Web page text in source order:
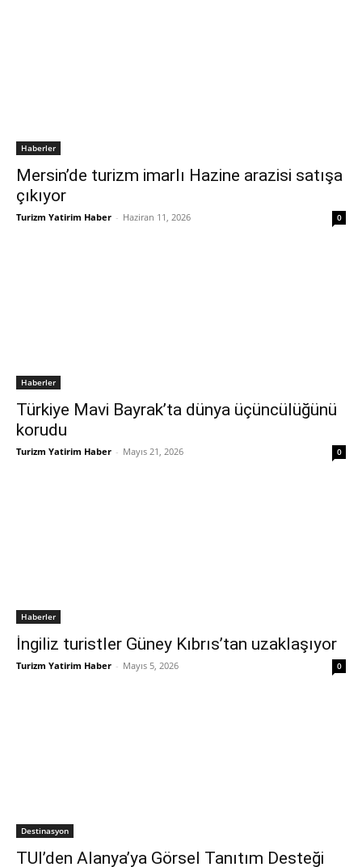
Haberler
Mersin’de turizm imarlı Hazine arazisi satışa
çıkıyor
Turizm Yatirim Haber - Haziran 11, 2026 0
Haberler
Türkiye Mavi Bayrak’ta dünya üçüncülüğünü
korudu
Turizm Yatirim Haber - Mayıs 21, 2026 0
Haberler
İngiliz turistler Güney Kıbrıs’tan uzaklaşıyor
Turizm Yatirim Haber - Mayıs 5, 2026 0
Destinasyon
TUI’den Alanya’ya Görsel Tanıtım Desteği